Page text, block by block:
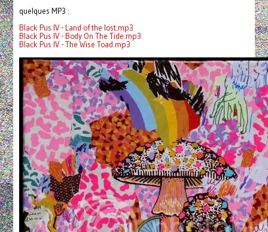
quelques MP3 :
Black Pus IV - Land of the lost.mp3
Black Pus IV - Body On The Tide.mp3
Black Pus IV - The Wise Toad.mp3